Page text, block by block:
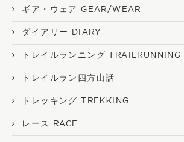
ギア・ウェア GEAR/WEAR
ダイアリー DIARY
トレイルランニング TRAILRUNNING
トレイルラン四方山話
トレッキング TREKKING
レース RACE